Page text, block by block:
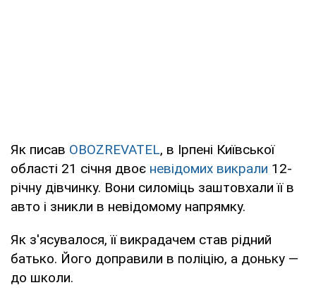
Як писав OBOZREVATEL, в Ірпені Київської
області 21 січня двоє невідомих викрали 12-
річну дівчинку. Вони силоміць заштовхали її в
авто і зникли в невідомому напрямку.
Як з'ясувалося, її викрадачем став рідний
батько. Його доправили в поліцію, а доньку —
до школи.